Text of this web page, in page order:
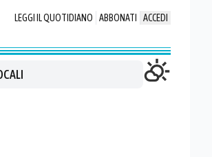
LEGGI IL QUOTIDIANO ABBONATI ACCEDI